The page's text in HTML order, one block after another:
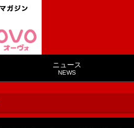
ニュース
NEWS